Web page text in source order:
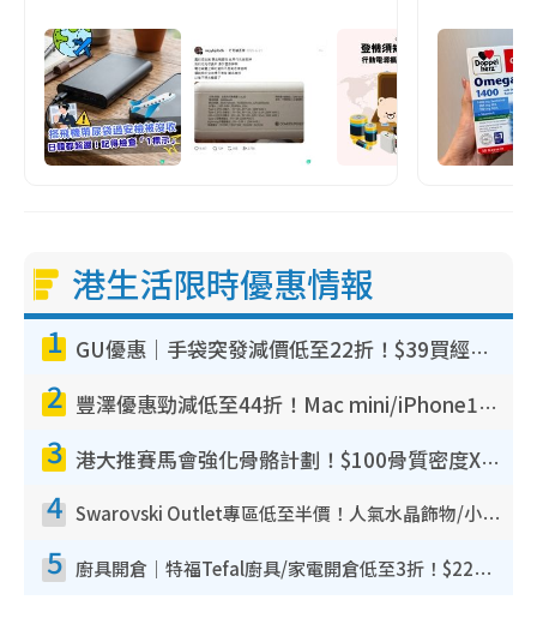
港生活限時優惠情報
1 GU優惠｜手袋突發減價低至22折！$39買經典波士頓包/餃子袋！飾物同步減價$29起！
2 豐澤優惠勁減低至44折！Mac mini/iPhone17Pro大減價！廚房家電$220起
3 港大推賽馬會強化骨骼計劃！$100骨質密度X光檢查 完成免費運動訓練送超市禮券！附參加資格
4 Swarovski Outlet專區低至半價！人氣水晶飾物/小擺設$138起！迪士尼款/水晶高跟鞋都有平
5 廚具開倉｜特福Tefal廚具/家電開倉低至3折！$220起買平底鍋/炒鑊/湯煲！電飯煲/吸塵機/燙斗$418起